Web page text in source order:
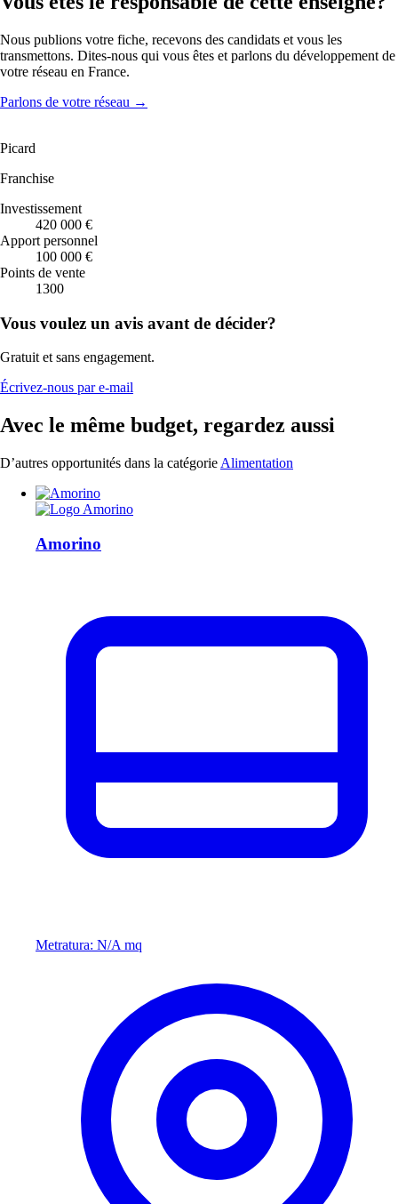
Nous publions votre fiche, recevons des candidats et vous les
transmettons. Dites-nous qui vous êtes et parlons du développement de
votre réseau en France.
Parlons de votre réseau →
Picard
Franchise
Investissement
420 000 €
Apport personnel
100 000 €
Points de vente
1300
Vous voulez un avis avant de décider?
Gratuit et sans engagement.
Écrivez-nous par e-mail
Avec le même budget, regardez aussi
D’autres opportunités dans la catégorie Alimentation
Amorino
Metratura: N/A mq